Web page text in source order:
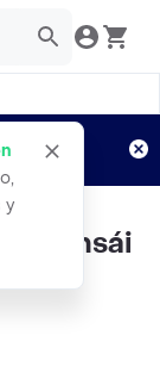
y
TyC
Bonsái